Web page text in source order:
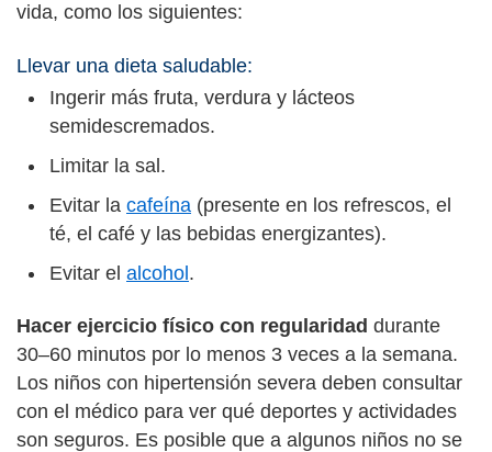
vida, como los siguientes:
Llevar una dieta saludable:
Ingerir más fruta, verdura y lácteos
semidescremados.
Limitar la sal.
Evitar la cafeína (presente en los refrescos, el
té, el café y las bebidas energizantes).
Evitar el alcohol.
Hacer ejercicio físico con regularidad durante
30–60 minutos por lo menos 3 veces a la semana.
Los niños con hipertensión severa deben consultar
con el médico para ver qué deportes y actividades
son seguros. Es posible que a algunos niños no se